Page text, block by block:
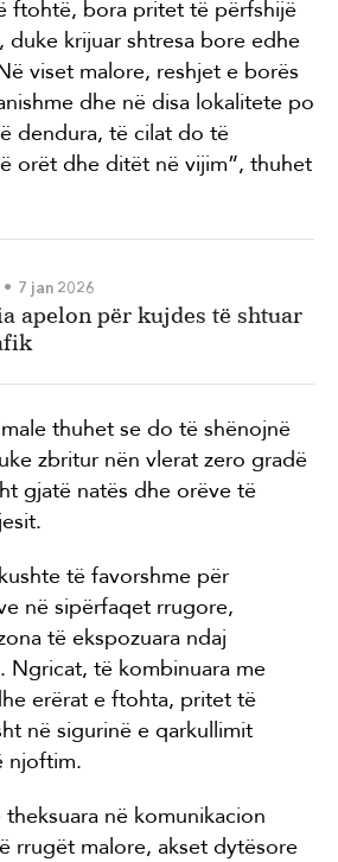
ftohtë, bora pritet të përfshijë
duke krijuar shtresa bore edhe
viset malore, reshjet e borës
dhe në disa lokalitete po
dendura, të cilat do të
orët dhe ditët në vijim”, thuhet
7 jan 2026
apelon për kujdes të shtuar
thuhet se do të shënojnë
zbritur nën vlerat zero gradë
gjatë natës dhe orëve të
të favorshme për
në sipërfaqet rrugore,
të ekspozuara ndaj
Ngricat, të kombinuara me
erërat e ftohta, pritet të
në sigurinë e qarkullimit
njoftim.
në komunikacion
rrugët malore, akset dytësore